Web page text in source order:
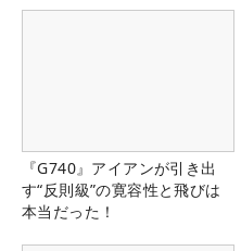
『G740』アイアンが引き出
す“反則級”の寛容性と飛びは
本当だった！